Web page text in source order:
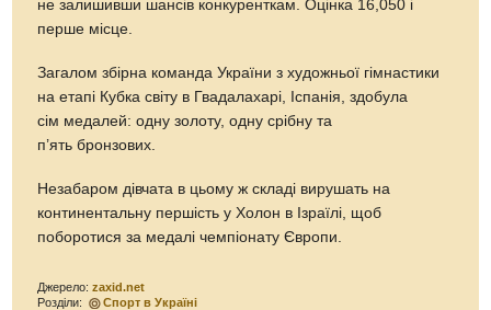
не залишивши шансів конкуренткам. Оцінка 16,050 і
перше місце.
Загалом збірна команда України з художньої гімнастики
на етапі Кубка світу в Гвадалахарі, Іспанія, здобула
сім медалей: одну золоту, одну срібну та
п’ять бронзових.
Незабаром дівчата в цьому ж складі вирушать на
континентальну першість у Холон в Ізраїлі, щоб
поборотися за медалі чемпіонату Європи.
Джерело:zaxid.net
Розділи:
Спорт в Україні